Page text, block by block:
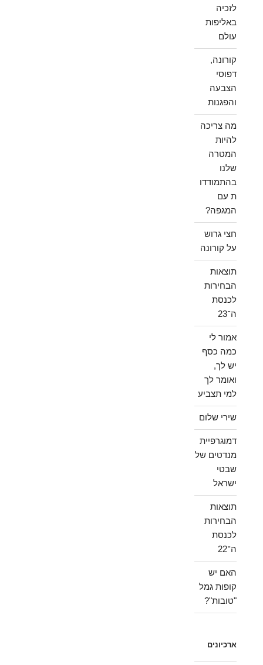
לזכיה
באליפות
עולם
קורונה,
דפוסי
הצבעה
והפגנות
מה צריכה
להיות
המטרה
שלנו
בהתמודדו
ת עם
המגפה?
חצי גרוש
על קורונה
תוצאות
הבחירות
לכנסת
ה־23
אמור לי
כמה כסף
יש לך,
ואומר לך
למי תצביע
שירי שלום
דמוגרפיית
מנדטים של
שבטי
ישראל
תוצאות
הבחירות
לכנסת
ה־22
האם יש
קופות גמל
"טובות"?
ארכיונים